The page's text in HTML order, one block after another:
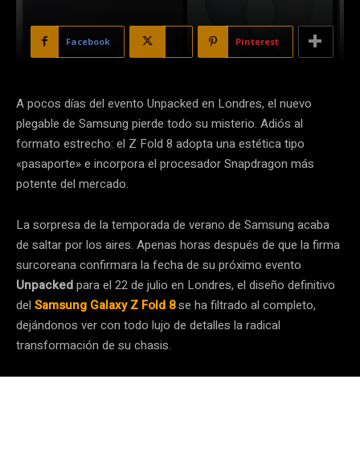
Facebook Pinterest
A pocos días del evento Unpacked en Londres, el nuevo
plegable de Samsung pierde todo su misterio. Adiós al
formato estrecho: el Z Fold 8 adopta una estética tipo
«pasaporte» e incorpora el procesador Snapdragon más
potente del mercado.
La sorpresa de la temporada de verano de Samsung acaba
de saltar por los aires. Apenas horas después de que la firma
surcoreana confirmara la fecha de su próximo evento
Unpackedpara el 22 de julio en Londres, el diseño definitivo
del Samsung Galaxy Z Fold 8se ha filtrado al completo,
dejándonos ver con todo lujo de detalles la radical
transformación de su chasis.